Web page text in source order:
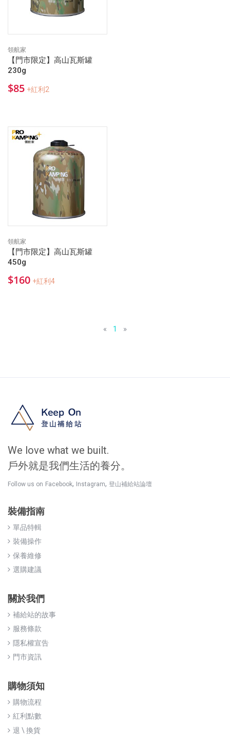
領航家
【門市限定】高山瓦斯罐
230g
$85 +紅利2
領航家
【門市限定】高山瓦斯罐
450g
$160 +紅利4
« 1 »
We love what we built.
戶外就是我們生活的養分。
Follow us on Facebook, Instagram, 登山補給站論壇
裝備指南
單品特輯
裝備操作
保養維修
選購建議
關於我們
補給站的故事
服務條款
隱私權宣告
門市資訊
購物須知
購物流程
紅利點數
退 \ 換貨